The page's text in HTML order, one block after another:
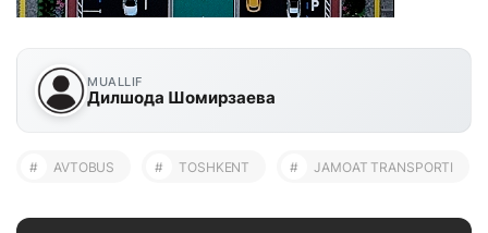
MUALLIF
Дилшода Шомирзаева
# AVTOBUS # TOSHKENT # JAMOAT TRANSPORTI